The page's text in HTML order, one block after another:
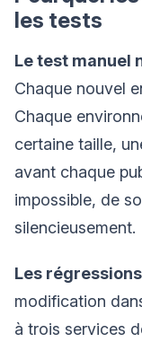
les tests
Le test manuel
Chaque nouvel
Chaque
certaine taille,
avant chaque
impossible, de
silencieusement.
Les
modification
à trois services